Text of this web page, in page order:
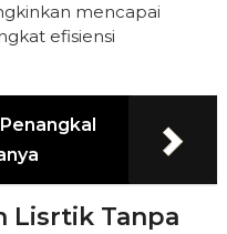
mencapai
efisiensi
Lisrtik Tanpa